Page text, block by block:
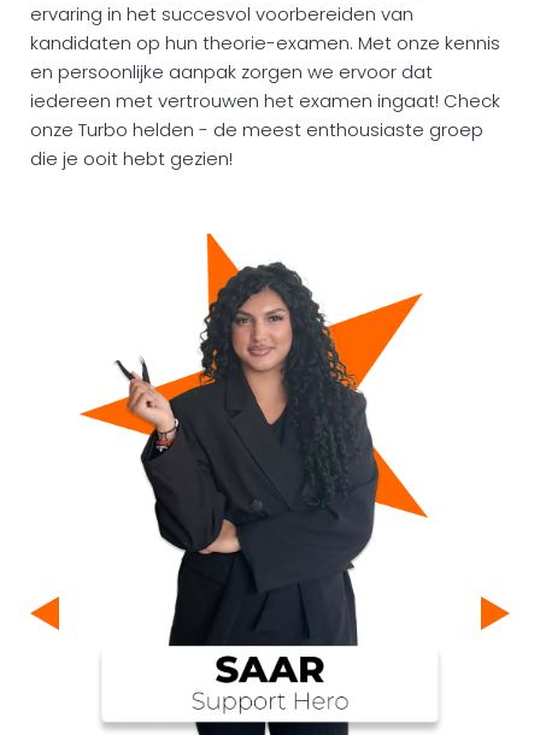
ervaring in het succesvol voorbereiden van
kandidaten op hun theorie-examen. Met onze kennis
en persoonlijke aanpak zorgen we ervoor dat
iedereen met vertrouwen het examen ingaat! Check
onze Turbo helden - de meest enthousiaste groep
die je ooit hebt gezien!